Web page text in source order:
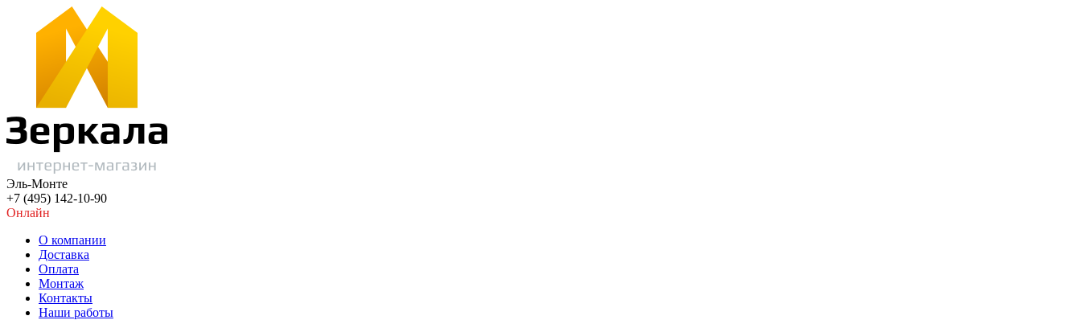
Эль-Монте
+7 (495) 142-10-90
Онлайн
О компании
Доставка
Оплата
Монтаж
Контакты
Наши работы